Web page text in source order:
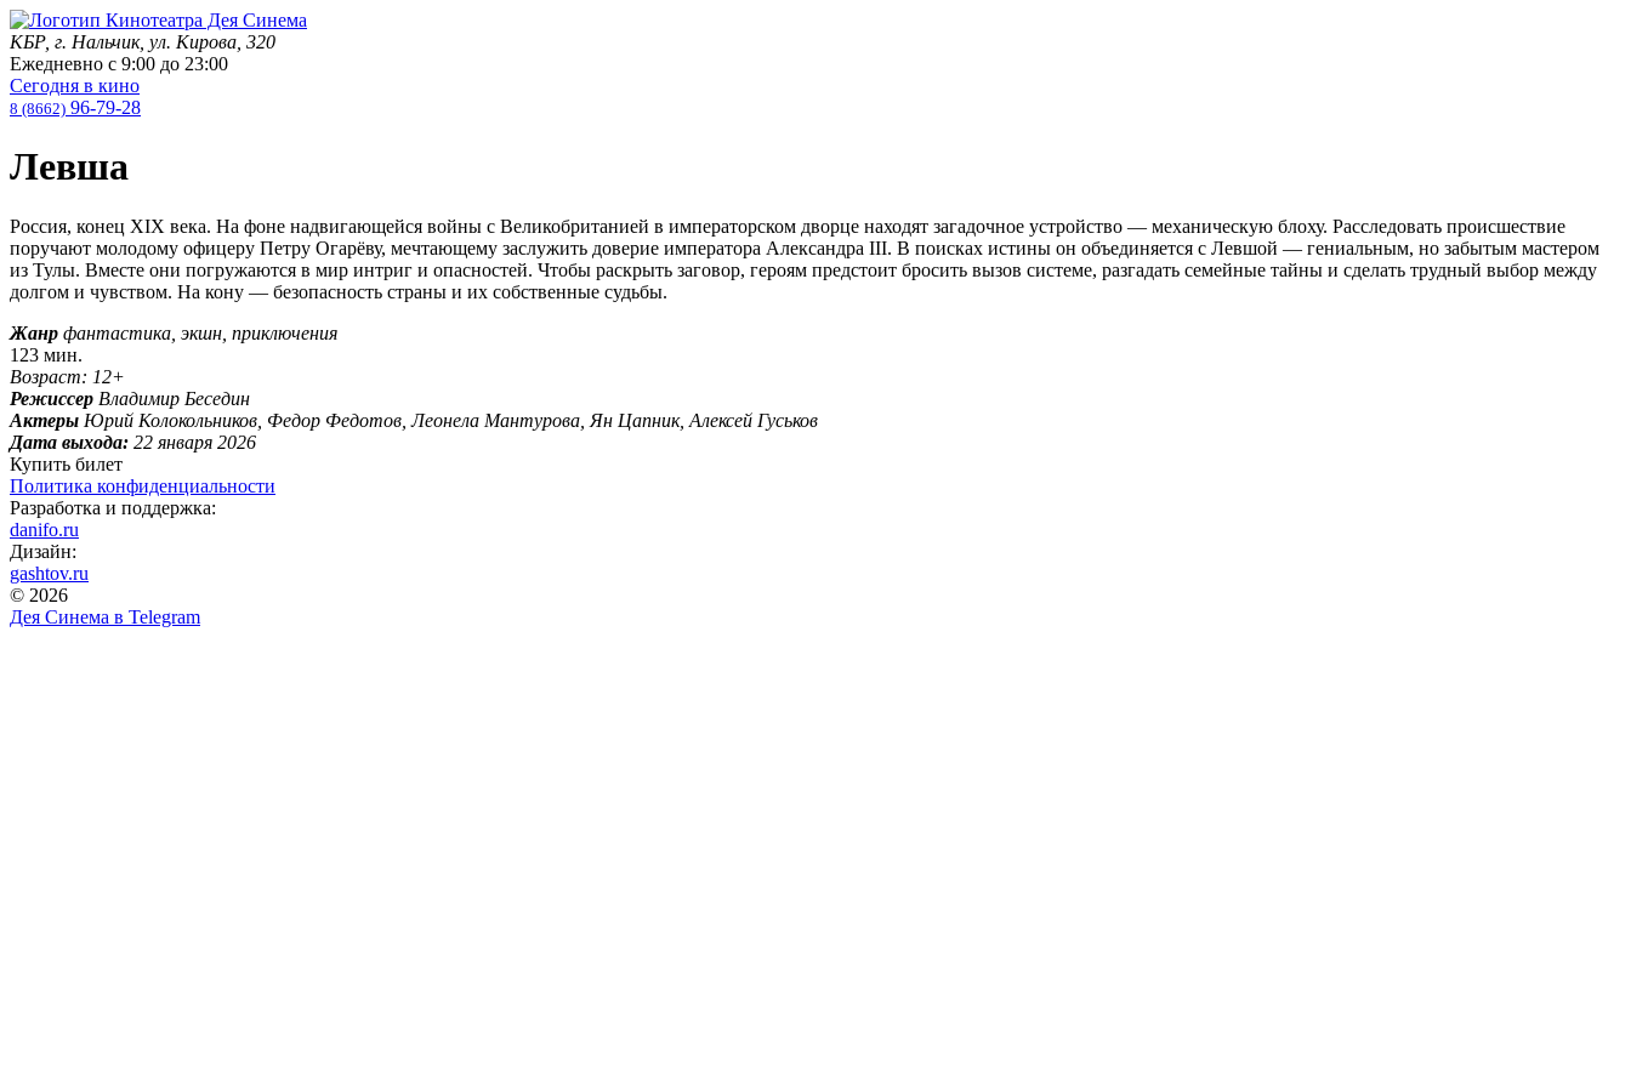
КБР, г. Нальчик, ул. Кирова, 320
Ежедневно с 9:00 до 23:00
Сегодня в кино
8 (8662) 96-79-28
Левша
Россия, конец XIX века. На фоне надвигающейся войны с Великобританией в императорском дворце находят загадочное устройство — механическую блоху. Расследовать происшествие
поручают молодому офицеру Петру Огарёву, мечтающему заслужить доверие императора Александра III. В поисках истины он объединяется с Левшой — гениальным, но забытым мастером
из Тулы. Вместе они погружаются в мир интриг и опасностей. Чтобы раскрыть заговор, героям предстоит бросить вызов системе, разгадать семейные тайны и сделать трудный выбор между
долгом и чувством. На кону — безопасность страны и их собственные судьбы.
Жанр фантастика, экшн, приключения
123 мин.
Возраст: 12+
Режиссер Владимир Беседин
Актеры Юрий Колокольников, Федор Федотов, Леонела Мантурова, Ян Цапник, Алексей Гуськов
Дата выхода: 22 января 2026
Купить билет
Политика конфиденциальности
Разработка и поддержка:
danifo.ru
Дизайн:
gashtov.ru
© 2026
Дея Синема в Telegram